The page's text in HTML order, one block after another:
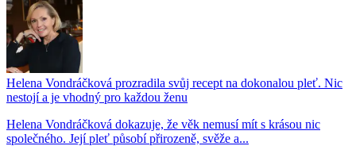
Helena Vondráčková prozradila svůj recept na dokonalou pleť. Nic
nestojí a je vhodný pro každou ženu
Helena Vondráčková dokazuje, že věk nemusí mít s krásou nic
společného. Její pleť působí přirozeně, svěže a...